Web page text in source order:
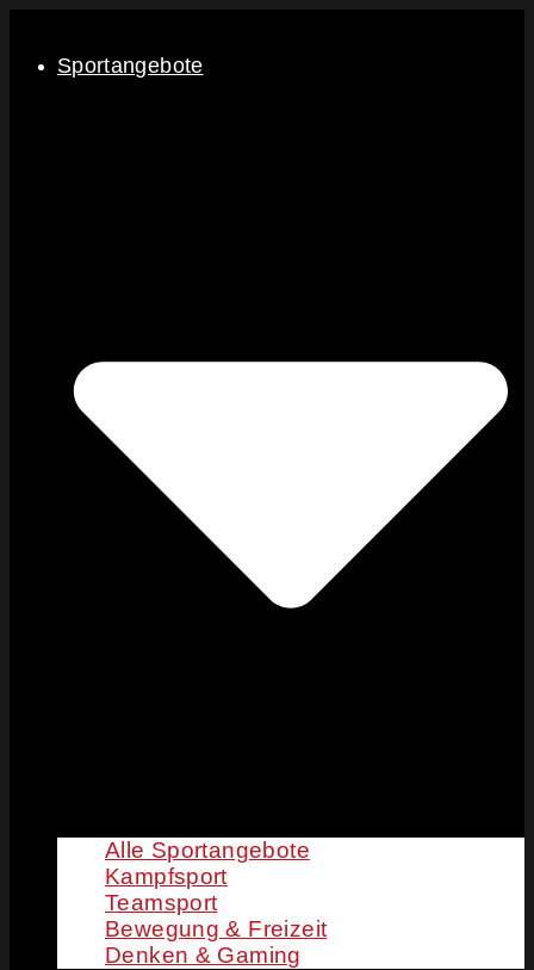
Sportangebote
Alle Sportangebote
Kampfsport
Teamsport
Bewegung & Freizeit
Denken & Gaming